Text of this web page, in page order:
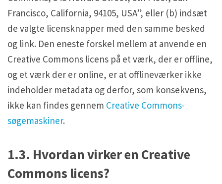
Francisco, California, 94105, USA”, eller (b) indsæt
de valgte licensknapper med den samme besked
og link. Den eneste forskel mellem at anvende en
Creative Commons licens på et værk, der er offline,
og et værk der er online, er at offlineværker ikke
indeholder metadata og derfor, som konsekvens,
ikke kan findes gennem Creative Commons-
søgemaskiner.
1.3. Hvordan virker en Creative
Commons licens?